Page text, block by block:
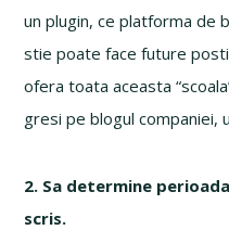
un plugin, ce platforma de
stie poate face future
ofera toata aceasta
gresi pe blogul companiei,
2. Sa determine
scris.